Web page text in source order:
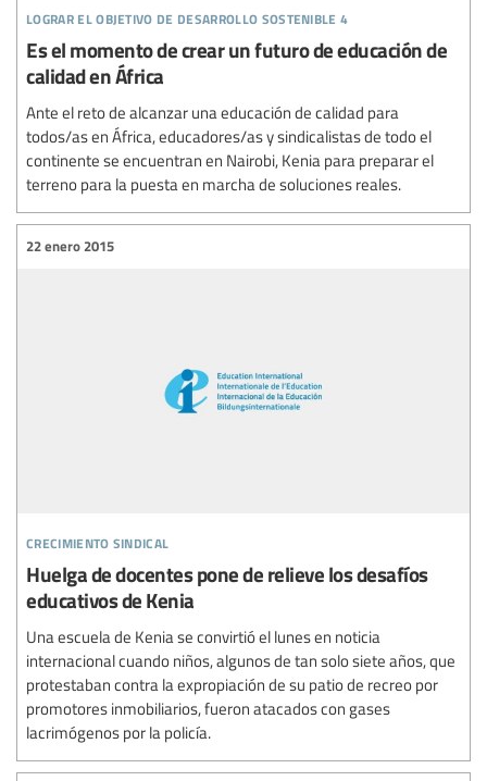
lograr el objetivo de desarrollo sostenible 4
Es el momento de crear un futuro de educación de
calidad en África
Ante el reto de alcanzar una educación de calidad para
todos/as en África, educadores/as y sindicalistas de todo el
continente se encuentran en Nairobi, Kenia para preparar el
terreno para la puesta en marcha de soluciones reales.
crecimiento sindical
22 enero 2015
Huelga de docentes pone de relieve los desafíos
educativos de Kenia
Una escuela de Kenia se convirtió el lunes en noticia
internacional cuando niños, algunos de tan solo siete años, que
protestaban contra la expropiación de su patio de recreo por
promotores inmobiliarios, fueron atacados con gases
lacrimógenos por la policía.